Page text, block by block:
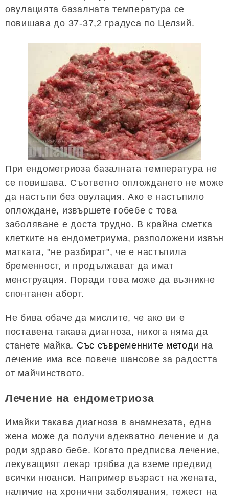
овулацията базалната температура се
повишава до 37-37,2 градуса по Целзий.
При ендометриоза базалната температура не
се повишава. Съответно оплождането не може
да настъпи без овулация. Ако е настъпило
оплождане, извършете гобебе с това
заболяване е доста трудно. В крайна сметка
клетките на ендометриума, разположени извън
матката, "не разбират", че е настъпила
бременност, и продължават да имат
менструация. Поради това може да възникне
спонтанен аборт.
Не бива обаче да мислите, че ако ви е
поставена такава диагноза, никога няма да
станете майка. Със съвременните методи на
лечение има все повече шансове за радостта
от майчинството.
Лечение на ендометриоза
Имайки такава диагноза в анамнезата, една
жена може да получи адекватно лечение и да
роди здраво бебе. Когато предписва лечение,
лекуващият лекар трябва да вземе предвид
всички нюанси. Например възраст на жената,
наличие на хронични заболявания, тежест на